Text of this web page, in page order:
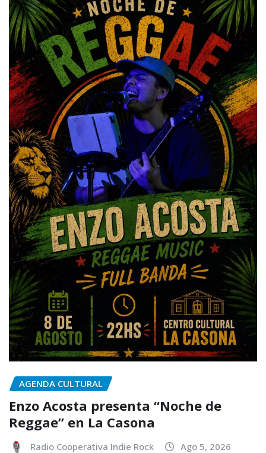
AGENDA CULTURAL
Enzo Acosta presenta “Noche de
Reggae” en La Casona
Radio Cooperativa Indie Rock Ago 5, 2026